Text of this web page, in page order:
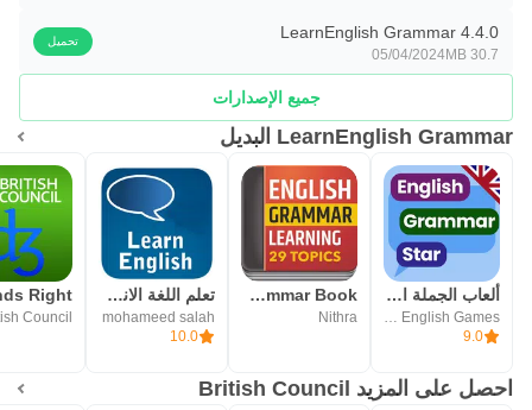
LearnEnglish Grammar 4.4.0
30.7 MB
05/04/2024
تحميل
جميع الإصدارات
LearnEnglish Grammar البديل
ألعاب الجملة الإنجليزية
9.0
English Grammar Book
Nithra
تعلم اللغة الانجليزية بالصوت ب
mohameed salah
10.0
Council
احصل على المزيد British Council